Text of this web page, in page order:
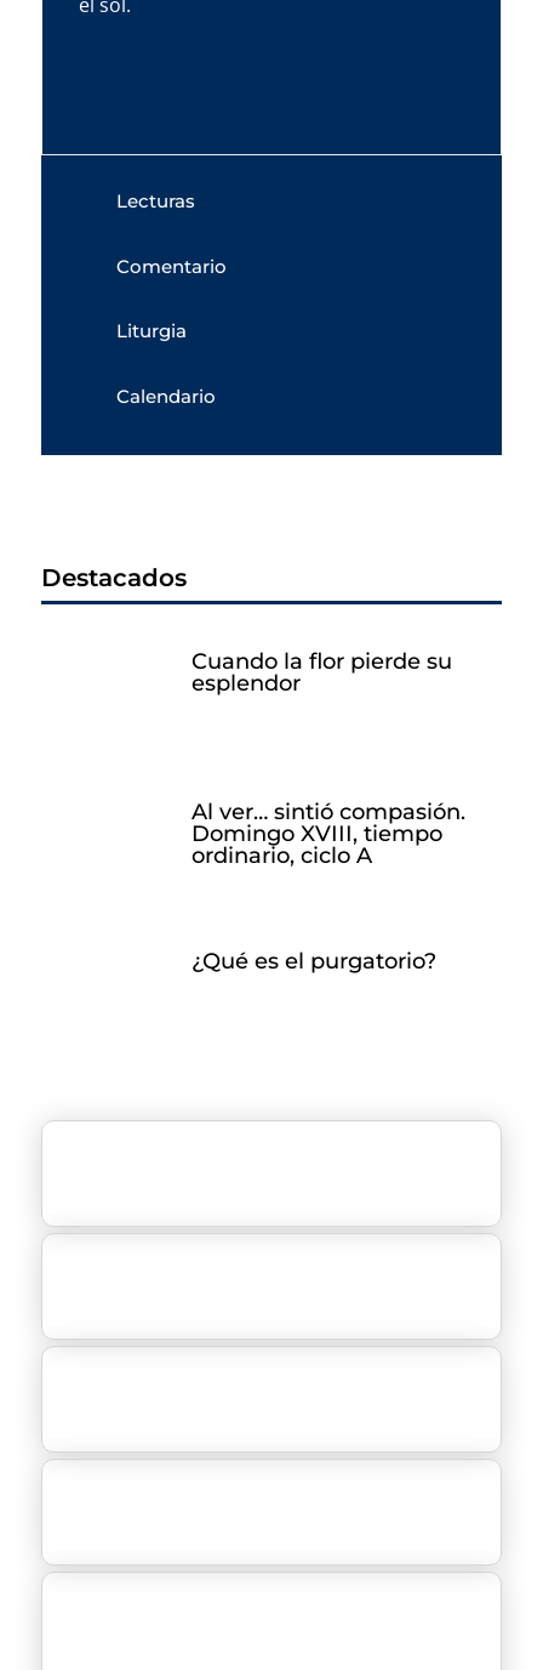
Lecturas
Comentario
Liturgia
Calendario
Destacados
Cuando la flor pierde su
esplendor
Al ver… sintió compasión.
Domingo XVIII, tiempo
ordinario, ciclo A
¿Qué es el purgatorio?